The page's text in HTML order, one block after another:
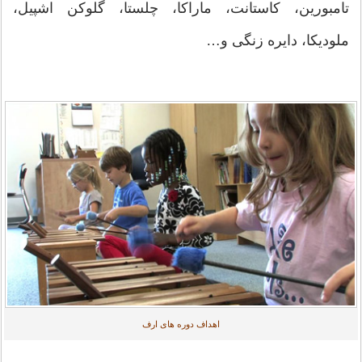
تامبورین، کاستانت، ماراکا، چلستا، گلوکن اشپیل،
ملودیکا، دایره زنگی و…
اهداف دوره های ارف